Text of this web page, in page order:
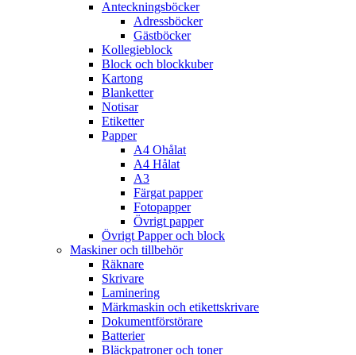
Anteckningsböcker
Adressböcker
Gästböcker
Kollegieblock
Block och blockkuber
Kartong
Blanketter
Notisar
Etiketter
Papper
A4 Ohålat
A4 Hålat
A3
Färgat papper
Fotopapper
Övrigt papper
Övrigt Papper och block
Maskiner och tillbehör
Räknare
Skrivare
Laminering
Märkmaskin och etikettskrivare
Dokumentförstörare
Batterier
Bläckpatroner och toner